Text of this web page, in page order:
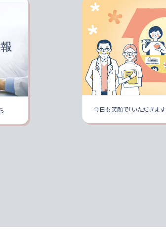
今日も笑顔で「いただきます